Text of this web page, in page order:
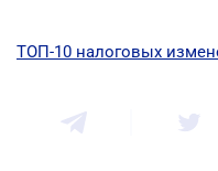
ТОП-10 налоговых